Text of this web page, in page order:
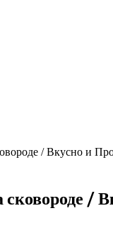
/ Вкусно и
/